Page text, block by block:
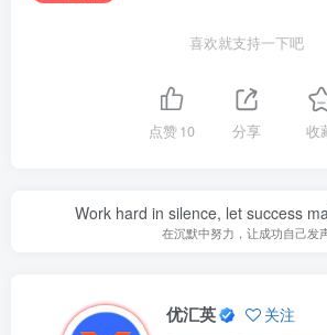
喜欢就支持一下吧
点赞10 分享 收
Work hard in silence, let success
在沉默中努力，让成功自己发
优汇英 关注